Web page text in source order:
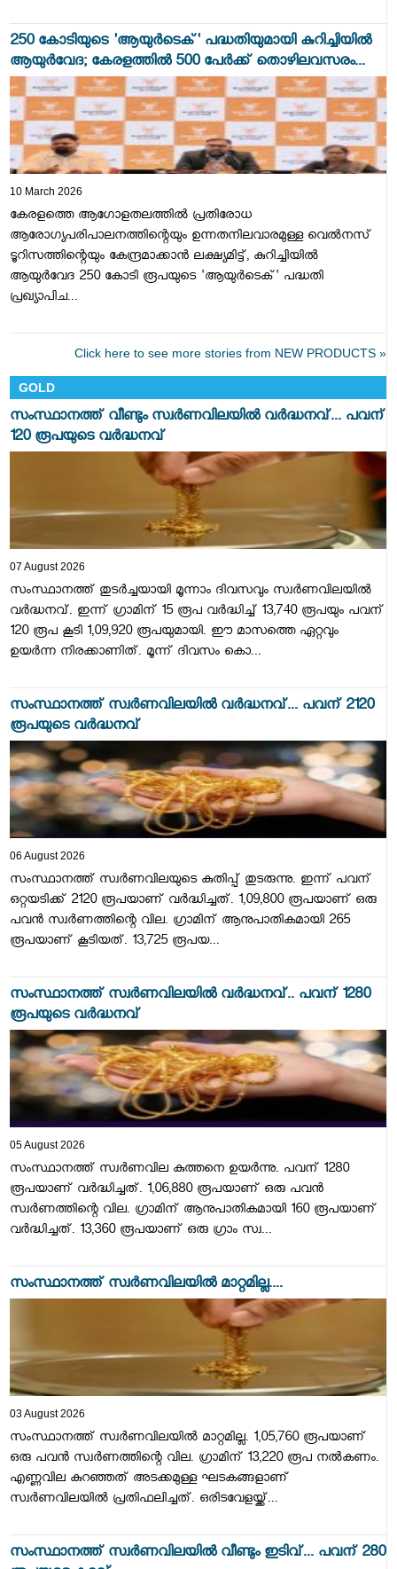
250 കോടിയുടെ 'ആയുർടെക്' പദ്ധതിയുമായി കുറിച്ചിയിൽ
ആയുർവേദ; കേരളത്തിൽ 500 പേർക്ക് തൊഴിലവസരം...
10 March 2026
കേരളത്തെ ആഗോളതലത്തിൽ പ്രതിരോധ
ആരോഗ്യപരിപാലനത്തിന്റെയും ഉന്നതനിലവാരമുള്ള വെൽനസ്
ടൂറിസത്തിന്റെയും കേന്ദ്രമാക്കാൻ ലക്ഷ്യമിട്ട്, കുറിച്ചിയിൽ
ആയുർവേദ 250 കോടി രൂപയുടെ 'ആയുർടെക്' പദ്ധതി
പ്രഖ്യാപിച...
Click here to see more stories from NEW PRODUCTS »
GOLD
സംസ്ഥാനത്ത് വീണ്ടും സ്വർണവിലയിൽ വർദ്ധനവ്... പവന്
120 രൂപയുടെ വർദ്ധനവ്
07 August 2026
സംസ്ഥാനത്ത് തുടർച്ചയായി മൂന്നാം ദിവസവും സ്വർണവിലയിൽ
വർദ്ധനവ്. ഇന്ന് ഗ്രാമിന് 15 രൂപ വർദ്ധിച്ച് 13,740 രൂപയും പവന്
120 രൂപ കൂടി 1,09,920 രൂപയുമായി. ഈ മാസത്തെ ഏറ്റവും
ഉയർന്ന നിരക്കാണിത്. മൂന്ന് ദിവസം കൊ...
സംസ്ഥാനത്ത് സ്വര്‍ണവിലയിൽ വർദ്ധനവ്... പവന് 2120
രൂപയുടെ വർദ്ധനവ്
06 August 2026
സംസ്ഥാനത്ത് സ്വര്‍ണവിലയുടെ കുതിപ്പ് തുടരുന്നു. ഇന്ന് പവന്
ഒറ്റയടിക്ക് 2120 രൂപയാണ് വര്‍ദ്ധിച്ചത്. 1,09,800 രൂപയാണ് ഒരു
പവന്‍ സ്വര്‍ണത്തിന്റെ വില. ഗ്രാമിന് ആനുപാതികമായി 265
രൂപയാണ് കൂടിയത്. 13,725 രൂപയ...
സംസ്ഥാനത്ത് സ്വര്‍ണവിലയിൽ വർദ്ധനവ്.. പവന് 1280
രൂപയുടെ വർദ്ധനവ്
05 August 2026
സംസ്ഥാനത്ത് സ്വര്‍ണവില കുത്തനെ ഉയര്‍ന്നു. പവന് 1280
രൂപയാണ് വര്‍ദ്ധിച്ചത്. 1,06,880 രൂപയാണ് ഒരു പവന്‍
സ്വര്‍ണത്തിന്റെ വില. ഗ്രാമിന് ആനുപാതികമായി 160 രൂപയാണ്
വര്‍ദ്ധിച്ചത്. 13,360 രൂപയാണ് ഒരു ഗ്രാം സ്വ...
സംസ്ഥാനത്ത് സ്വര്‍ണവിലയില്‍ മാറ്റമില്ല....
03 August 2026
സംസ്ഥാനത്ത് സ്വര്‍ണവിലയില്‍ മാറ്റമില്ല. 1,05,760 രൂപയാണ്
ഒരു പവന്‍ സ്വര്‍ണത്തിന്റെ വില. ഗ്രാമിന് 13,220 രൂപ നല്‍കണം.
എണ്ണവില കുറഞ്ഞത് അടക്കമുള്ള ഘടകങ്ങളാണ്
സ്വര്‍ണവിലയില്‍ പ്രതിഫലിച്ചത്. ഒരിടവേളയ്ക്ക്...
സംസ്ഥാനത്ത് സ്വർണവിലയിൽ വീണ്ടും ഇടിവ്... പവന് 280